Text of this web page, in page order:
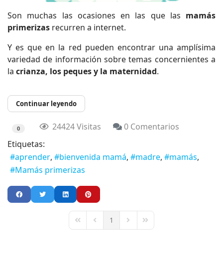
Son muchas las ocasiones en las que las mamás
primerizas recurren a internet.
Y es que en la red pueden encontrar una amplísima
variedad de información sobre temas concernientes a
la crianza, los peques y la maternidad.
Continuar leyendo
0 24424 Visitas
0 Comentarios
Etiquetas:
aprender
bienvenida mamá madre
mamás
Mamás primerizas
First PagePrevious Page
1 Next PageLast Page